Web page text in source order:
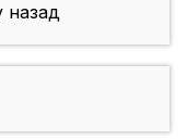
назад